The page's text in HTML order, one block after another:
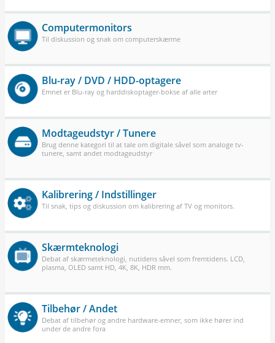
Computermonitors
Til diskussion og snak om computerskærme
Blu-ray / DVD / HDD-optagere
Emnet er Blu-ray og harddiskoptager-bokse af alle arter
Modtageudstyr / Tunere
Brug denne kategori til at tale om digitale såvel som analoge tv-
tunere, samt andet modtageudstyr
Kalibrering / Indstillinger
Til snak, tips og diskussion om kalibrering af TV og monitors.
Skærmteknologi
Debat af skærmeteknologi, nutidens såvel som fremtidens. LCD,
plasma, OLED samt HD, 4K, 8K, HDR mm.
Tilbehør / Andet
Debat af tilbehør og andre hardware-emner, som ikke hører ind
under de andre fora